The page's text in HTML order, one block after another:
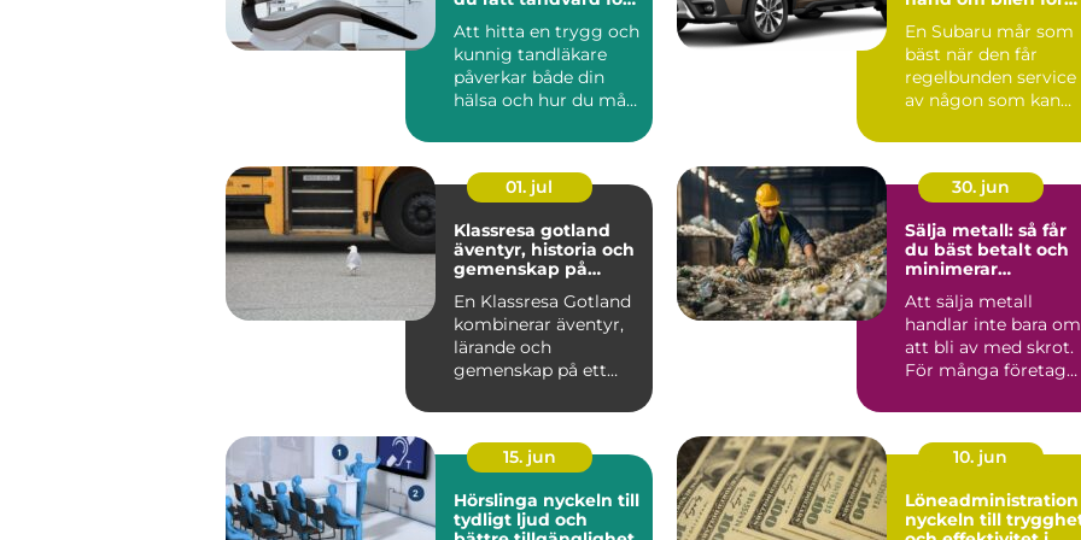
Att hitta en trygg och
kunnig tandläkare
påverkar både din
hälsa och hur du mår
ä...
En Subaru mår som
bäst när den får
regelbunden service
av någon som kan
innan. För f...
01. jul
Klassresa gotland
äventyr, historia och
gemenskap på
En Klassresa Gotland
kombinerar äventyr,
lärande och
gemenskap på ett
resmål i Sve...
30. jun
Sälja metall: så får
du bäst betalt och
minimerar
Att sälja metall
handlar inte bara om
att bli av med skrot.
För många företag
har...
15. jun
Hörslinga nyckeln till
tydligt ljud och
10. jun
Löneadministration
nyckeln till